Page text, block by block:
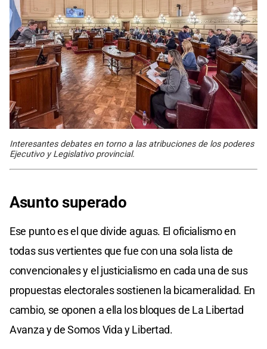
Interesantes debates en torno a las atribuciones de los poderes
Ejecutivo y Legislativo provincial.
Asunto superado
Ese punto es el que divide aguas. El oficialismo en
todas sus vertientes que fue con una sola lista de
convencionales y el justicialismo en cada una de sus
propuestas electorales sostienen la bicameralidad. En
cambio, se oponen a ella los bloques de La Libertad
Avanza y de Somos Vida y Libertad.